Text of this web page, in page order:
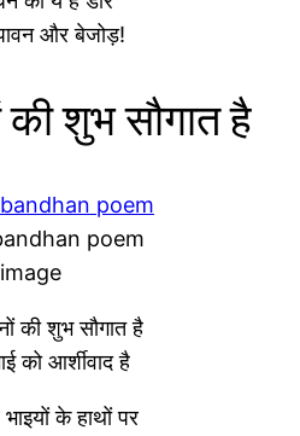
और बेजोड़!
की शुभ सौगात है
poem
image
की शुभ सौगात है
को आर्शीवाद है
के हाथों पर